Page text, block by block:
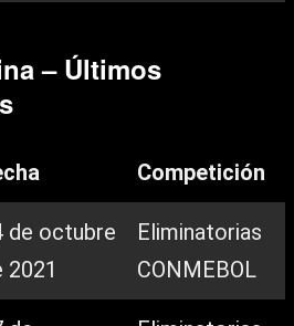
– Últimos
Competición
de octubre
2021
Eliminatorias
CONMEBOL